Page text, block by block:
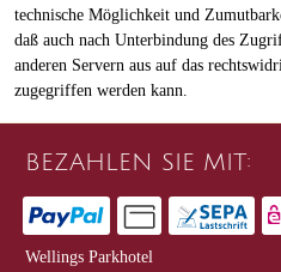
technische Möglichkeit und
daß auch nach Unterbindung des
anderen Servern aus auf das
zugegriffen werden kann.
BEZAHLEN SIE MIT:
Wellings Parkhotel